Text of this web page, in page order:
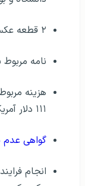
۲ قطعه عکس پاسپورتی
نامه مربوط
۱۱۱ دلار آمریکا)
گواهی عدم
انجام فرایند